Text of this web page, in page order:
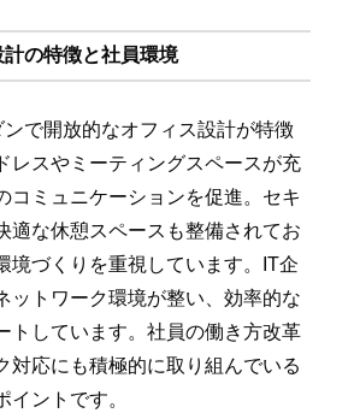
の特徴と社員環境
で開放的なオフィス設計が特徴
レスやミーティングスペースが充
コミュニケーションを促進。セキ
適な休憩スペースも整備されてお
境づくりを重視しています。IT企
ットワーク環境が整い、効率的な
トしています。社員の働き方改革
対応にも積極的に取り組んでいる
イントです。